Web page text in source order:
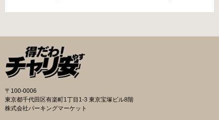
シュタグ： #北小金駅の自転車ライフ メンシ
ョン ： @niringram 賞品 応募いただいた方
の中から抽選で QUOカードPay500円分×10名
様 投稿のルール・注意事項 ・キャンペーン期間
中に何度も投稿可能です。 ・応募期間内の投稿
は隠す加工をして投稿してください。 ・以下の
写真は選考対象外となります。 公道での違反行
置されることでゴミの投棄や治安の悪化につな
がるケースもあります。こうしたトラブルを未
然に防ぐために、自治体では定期的に撤去作業
が実施されています。 撤去の流れと手続き 自転
車が放置されていると判断された場合、自治体
を求めます。指定された日数を経過しても移動
されないと、保管所に移送されます。おおむね
〒100-0006
東京都千代田区有楽町1丁目1-3 東京宝塚ビル8階
株式会社パーキングマーケット